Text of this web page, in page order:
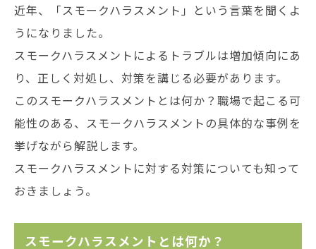
近年、「スモークハラスメント」という言葉を聞くよ
うになりました。
スモークハラスメントによるトラブルは増加傾向にあ
り、正しく対処し、対策を講じる必要があります。
このスモークハラスメントとは何か？職場で起こる可
能性のある、スモークハラスメントの具体的な事例を
挙げながら解説します。
スモークハラスメントに対する対策についても知って
おきましょう。
スモークハラスメントとは何か？